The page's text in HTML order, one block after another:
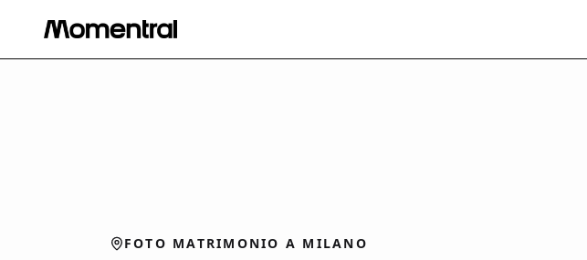
FOTO MATRIMONIO A MILANO